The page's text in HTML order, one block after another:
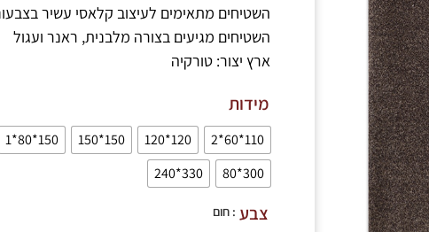
השטיחים מתאימים לעיצוב קלאסי עשיר
השטיחים מגיעים בצורה מלבנית, ראנר ועגול
ארץ יצור: טורקיה
מידות
110*60*2
120*120
150*150
150*80*1
300*80
330*240
צבע : חום